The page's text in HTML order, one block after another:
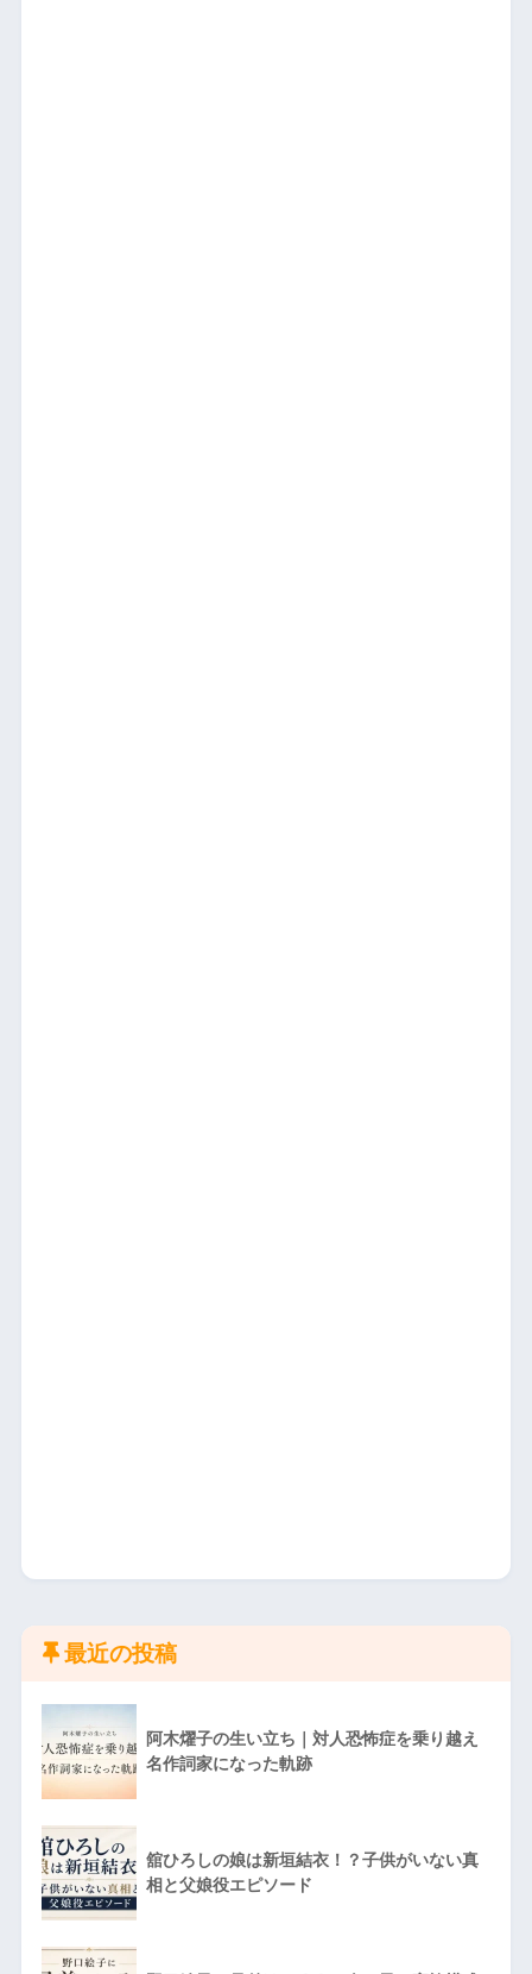
最近の投稿
阿木燿子の生い立ち｜対人恐怖症を乗り越え
名作詞家になった軌跡
舘ひろしの娘は新垣結衣！？子供がいない真
相と父娘役エピソード